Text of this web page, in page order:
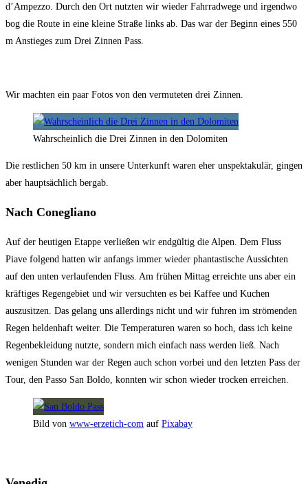
d’Ampezzo. Durch den Ort nutzten wir wieder Fahrradwege und irgendwo
bog die Route in eine kleine Straße links ab. Das war der Beginn eines 550
m Anstieges zum Drei Zinnen Pass.
Wir machten ein paar Fotos von den vermuteten drei Zinnen.
Wahrscheinlich die Drei Zinnen in den Dolomiten
Die restlichen 50 km in unsere Unterkunft waren eher unspektakulär, gingen
aber hauptsächlich bergab.
Nach Conegliano
Auf der heutigen Etappe verließen wir endgültig die Alpen. Dem Fluss
Piave folgend hatten wir anfangs immer wieder phantastische Aussichten
auf den unten verlaufenden Fluss. Am frühen Mittag erreichte uns aber ein
kräftiges Regengebiet und wir versuchten es bei Kaffee und Kuchen
auszusitzen. Das gelang uns allerdings nicht und wir fuhren im strömenden
Regen heldenhaft weiter. Die Temperaturen waren so hoch, dass ich keine
Regenbekleidung nutzte, sondern mich einfach nass werden ließ. Nach
wenigen Stunden war der Regen auch schon vorbei und den letzten Pass der
Tour, den Passo San Boldo, konnten wir schon wieder trocken erreichen.
Bild von www-erzetich-com auf Pixabay